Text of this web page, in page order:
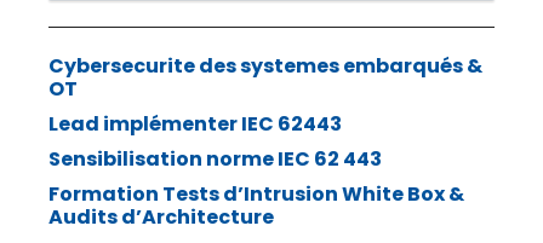
Cybersecurite des systemes embarqués &
OT
Lead implémenter IEC 62443
Sensibilisation norme IEC 62 443
Formation Tests d’Intrusion White Box &
Audits d’Architecture